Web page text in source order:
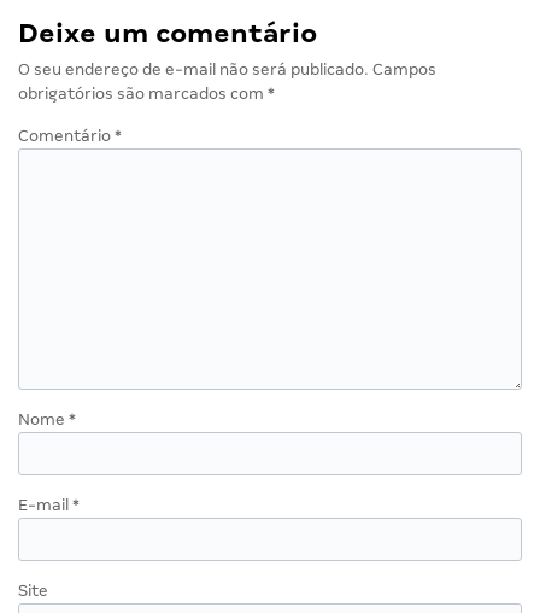
Deixe um comentário
O seu endereço de e-mail não será publicado. Campos
obrigatórios são marcados com *
Comentário *
Nome *
E-mail *
Site